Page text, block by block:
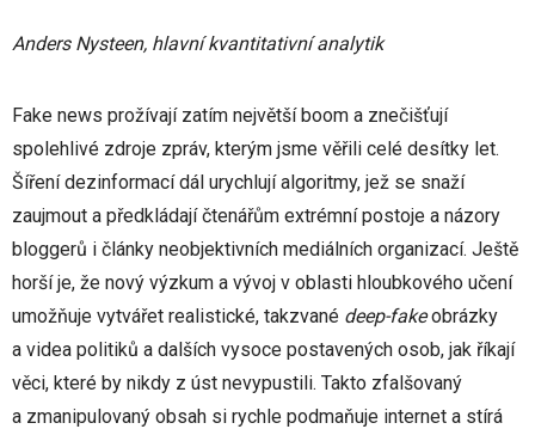
Anders Nysteen, hlavní kvantitativní analytik
Fake news prožívají zatím největší boom a znečišťují
spolehlivé zdroje zpráv, kterým jsme věřili celé desítky let.
Šíření dezinformací dál urychlují algoritmy, jež se snaží
zaujmout a předkládají čtenářům extrémní postoje a názory
bloggerů i články neobjektivních mediálních organizací. Ještě
horší je, že nový výzkum a vývoj v oblasti hloubkového učení
umožňuje vytvářet realistické, takzvané deep-fakeobrázky
a videa politiků a dalších vysoce postavených osob, jak říkají
věci, které by nikdy z úst nevypustili. Takto zfalšovaný
a zmanipulovaný obsah si rychle podmaňuje internet a stírá